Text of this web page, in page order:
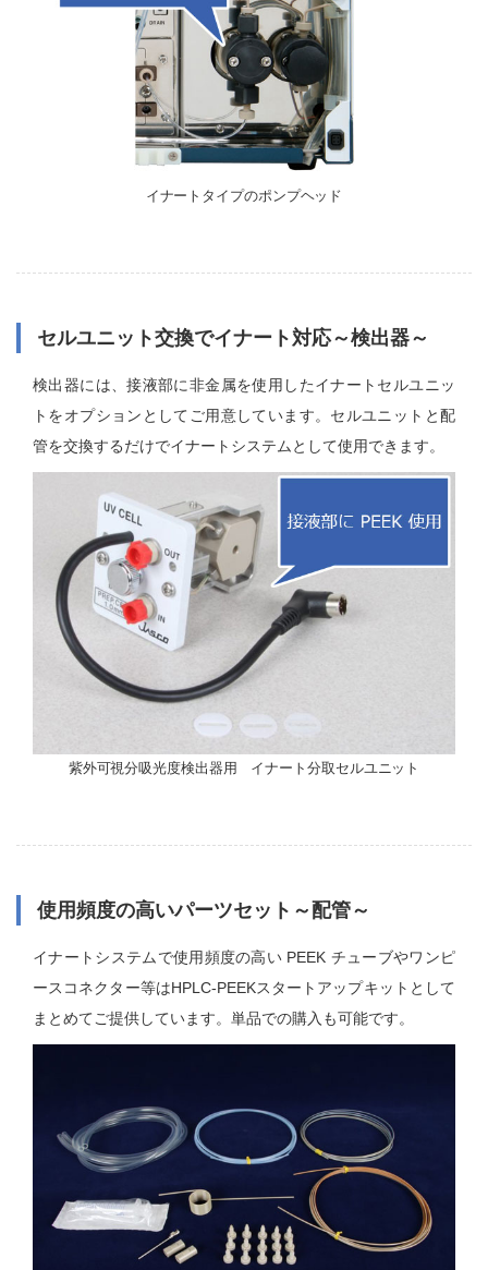
イナートタイプのポンプヘッド
セルユニット交換でイナート対応～検出器～
検出器には、接液部に非金属を使用したイナートセルユニッ
トをオプションとしてご用意しています。セルユニットと配
管を交換するだけでイナートシステムとして使用できます。
紫外可視分吸光度検出器用 イナート分取セルユニット
使用頻度の高いパーツセット～配管～
イナートシステムで使用頻度の高い PEEK チューブやワンピ
ースコネクター等はHPLC-PEEKスタートアップキットとして
まとめてご提供しています。単品での購入も可能です。